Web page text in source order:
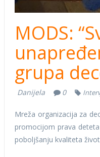
MODS:
grupa
Danijela 0
Mreža organizacija za
promocijom prava
poboljšanju kvaliteta